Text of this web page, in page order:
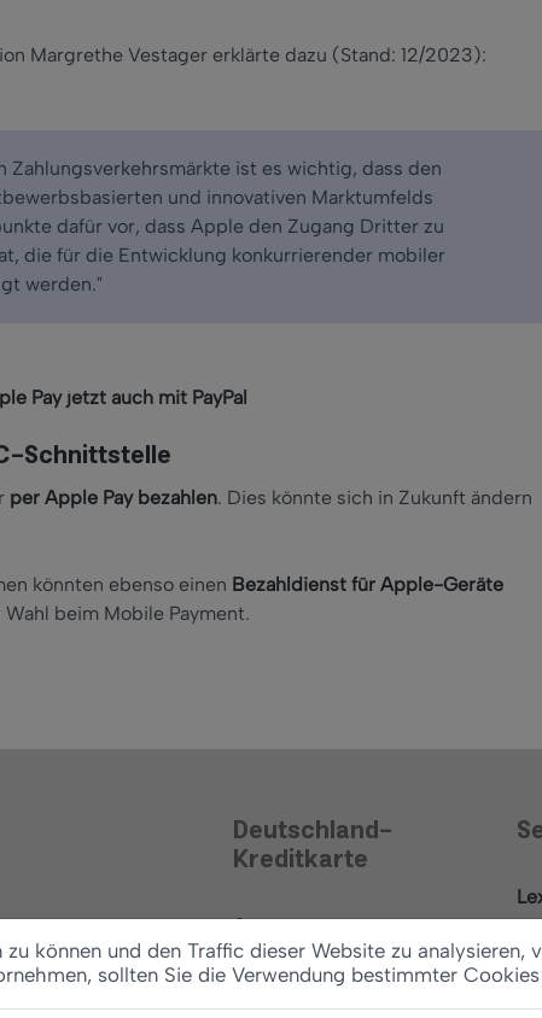
Margrethe Vestager erklärte dazu (Stand: 12/2023):
Zahlungsverkehrsmärkte ist es wichtig, dass den
und innovativen Marktumfelds
dafür vor, dass Apple den Zugang Dritter zu
die für die Entwicklung konkurrierender mobiler
werden."
Pay jetzt auch mit PayPal
Schnittstelle
per Apple Pay bezahlen. Dies könnte sich in Zukunft ändern
könnten ebenso einen Bezahldienst für Apple-Geräte
beim Mobile Payment.
Deutschland-
Kreditkarte
Antrag
Konditionen
Vertrag widerrufen
können und den Traffic dieser Website zu analysieren,
sollten Sie die Verwendung bestimmter